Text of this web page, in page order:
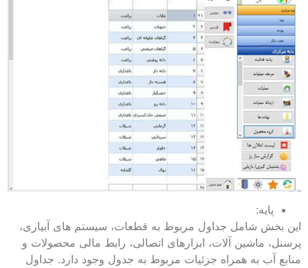
پایه:
این بخش شامل جداول مربوط به قطعات، سیستم های آبیاری،
پرسنل، ماشین آلات، ابزارهای اتصالی، رابط مالی محصولات و
منابع آب به همراه جزئیات مربوط به جدول وجود دارد. جداول